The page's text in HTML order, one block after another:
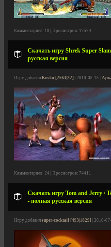
Комментариев: 10 | Просмотров: 17574
Скачать игру Shrek Super
русская версия
Игру добавил Kusko [2563|32] | 2010-08-15 |
Комментариев: 24 | Просмотров: 74411
Скачать игру Tom and Jerry /
- полная русская версия
Игру добавил super-cocktail [493|1829] | 2010-